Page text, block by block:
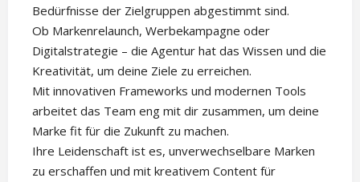
Bedürfnisse der Zielgruppen abgestimmt sind.
Ob Markenrelaunch, Werbekampagne oder
Digitalstrategie – die Agentur hat das Wissen und die
Kreativität, um deine Ziele zu erreichen.
Mit innovativen Frameworks und modernen Tools
arbeitet das Team eng mit dir zusammen, um deine
Marke fit für die Zukunft zu machen.
Ihre Leidenschaft ist es, unverwechselbare Marken
zu erschaffen und mit kreativem Content für